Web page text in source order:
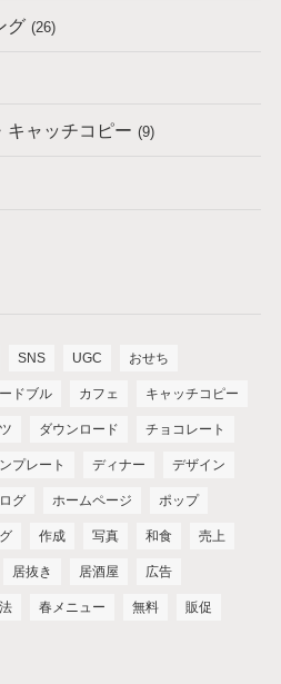
グ (26)
キャッチコピー (9)
SNS UGC おせち
ドブル カフェ キャッチコピー
ダウンロード チョコレート
プレート ディナー デザイン
グ ホームページ ポップ
作成 写真 和食 売上
居抜き 居酒屋 広告
春メニュー 無料 販促